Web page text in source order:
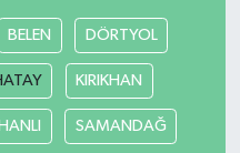
BELEN DÖRTYOL
KIRIKHAN
SAMANDAĞ